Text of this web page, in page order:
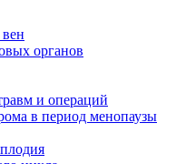
органов
и операций
в период менопаузы